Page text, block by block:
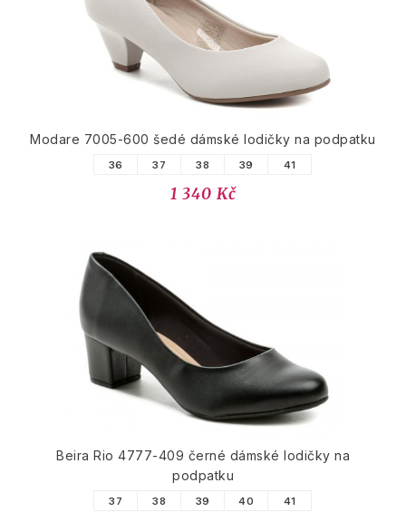
Modare 7005-600 šedé dámské lodičky na podpatku
36 37 38 39 41
1 340 Kč
Beira Rio 4777-409 černé dámské lodičky na
podpatku
37 38 39 40 41